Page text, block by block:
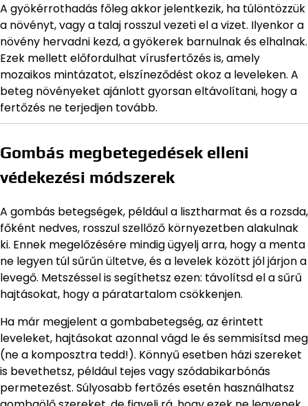
A gyökérrothadás főleg akkor jelentkezik, ha túlöntözzük
a növényt, vagy a talaj rosszul vezeti el a vizet. Ilyenkor a
növény hervadni kezd, a gyökerek barnulnak és elhalnak.
Ezek mellett előfordulhat vírusfertőzés is, amely
mozaikos mintázatot, elszíneződést okoz a leveleken. A
beteg növényeket ajánlott gyorsan eltávolítani, hogy a
fertőzés ne terjedjen tovább.
Gombás megbetegedések elleni
védekezési módszerek
A gombás betegségek, például a lisztharmat és a rozsda,
főként nedves, rosszul szellőző környezetben alakulnak
ki. Ennek megelőzésére mindig ügyelj arra, hogy a menta
ne legyen túl sűrűn ültetve, és a levelek között jól járjon a
levegő. Metszéssel is segíthetsz ezen: távolítsd el a sűrű
hajtásokat, hogy a páratartalom csökkenjen.
Ha már megjelent a gombabetegség, az érintett
leveleket, hajtásokat azonnal vágd le és semmisítsd meg
(ne a komposztra tedd!). Könnyű esetben házi szereket
is bevethetsz, például tejes vagy szódabikarbónás
permetezést. Súlyosabb fertőzés esetén használhatsz